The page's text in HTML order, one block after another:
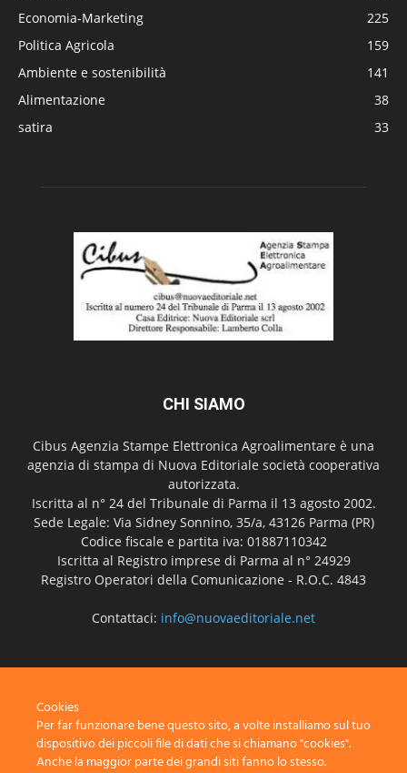
Economia-Marketing
225
Politica Agricola
159
Ambiente e sostenibilità
141
Alimentazione
38
satira
33
CHI SIAMO
Cibus Agenzia Stampe Elettronica Agroalimentare è una
agenzia di stampa di Nuova Editoriale società cooperativa
autorizzata.
Iscritta al n° 24 del Tribunale di Parma il 13 agosto 2002.
Sede Legale: Via Sidney Sonnino, 35/a, 43126 Parma (PR)
Codice fiscale e partita iva: 01887110342
Iscritta al Registro imprese di Parma al n° 24929
Registro Operatori della Comunicazione - R.O.C. 4843
Contattaci: info@nuovaeditoriale.net
Cookies
Per far funzionare bene questo sito, a volte installiamo sul tuo
dispositivo dei piccoli file di dati che si chiamano "cookies".
Anche la maggior parte dei grandi siti fanno lo stesso.